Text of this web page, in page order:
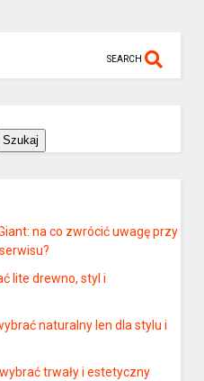
SEARCH
Szukaj
na co zwrócić uwagę przy
lite drewno, styl i
naturalny len dla stylu i
trwały i estetyczny